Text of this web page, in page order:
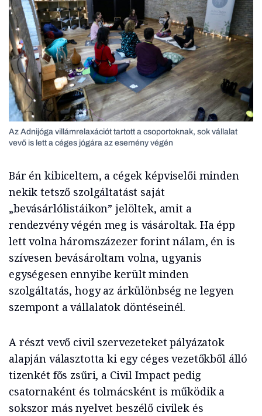
Az Adnijóga villámrelaxációt tartott a csoportoknak, sok vállalat
vevő is lett a céges jógára az esemény végén
Bár én kibiceltem, a cégek képviselői minden
nekik tetsző szolgáltatást saját
„bevásárlólistáikon” jelöltek, amit a
rendezvény végén meg is vásároltak. Ha épp
lett volna háromszázezer forint nálam, én is
szívesen bevásároltam volna, ugyanis
egységesen ennyibe került minden
szolgáltatás, hogy az árkülönbség ne legyen
szempont a vállalatok döntéseinél.
A részt vevő civil szervezeteket pályázatok
alapján választotta ki egy céges vezetőkből álló
tizenkét fős zsűri, a Civil Impact pedig
csatornaként és tolmácsként is működik a
sokszor más nyelvet beszélő civilek és